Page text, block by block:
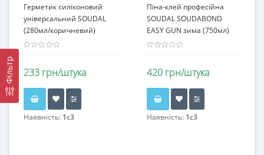
Фільтр
Герметик силіконовий
універсальний SOUDAL
(280мл/коричневий)
233 грн/штука
Наявність: 1c3
Піна-клей професійна
SOUDAL SOUDABOND
EASY GUN зима (750мл)
420 грн/штука
Наявність: 1c3